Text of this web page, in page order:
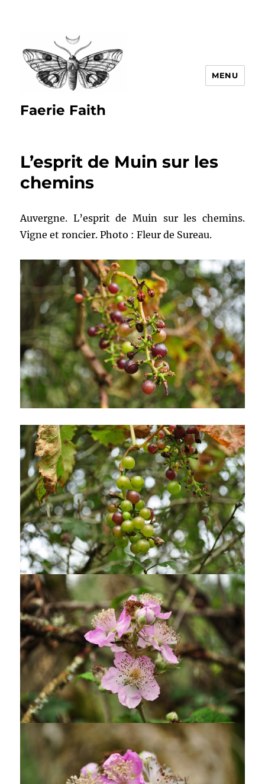
Faerie Faith
MENU
L’esprit de Muin sur les
chemins
Auvergne. L’esprit de Muin sur les chemins.
Vigne et roncier. Photo : Fleur de Sureau.